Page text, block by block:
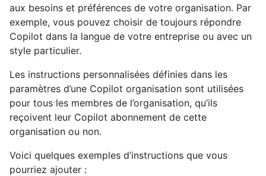
aux besoins et préférences de votre organisation. Par
exemple, vous pouvez choisir de toujours répondre
Copilot dans la langue de votre entreprise ou avec un
style particulier.
Les instructions personnalisées définies dans les
paramètres d’une Copilot organisation sont utilisées
pour tous les membres de l’organisation, qu’ils
reçoivent leur Copilot abonnement de cette
organisation ou non.
Voici quelques exemples d’instructions que vous
pourriez ajouter :